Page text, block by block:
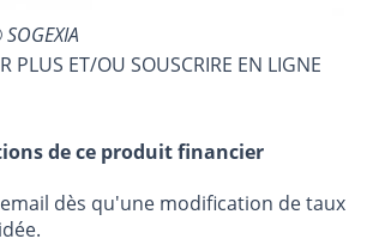
PLUS ET/OU SOUSCRIRE EN LIGNE
de ce produit financier
dès qu'une modification de taux